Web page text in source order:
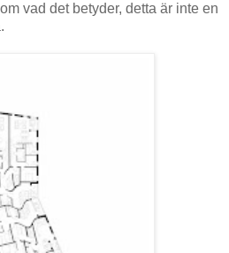
vad det betyder, detta är inte en